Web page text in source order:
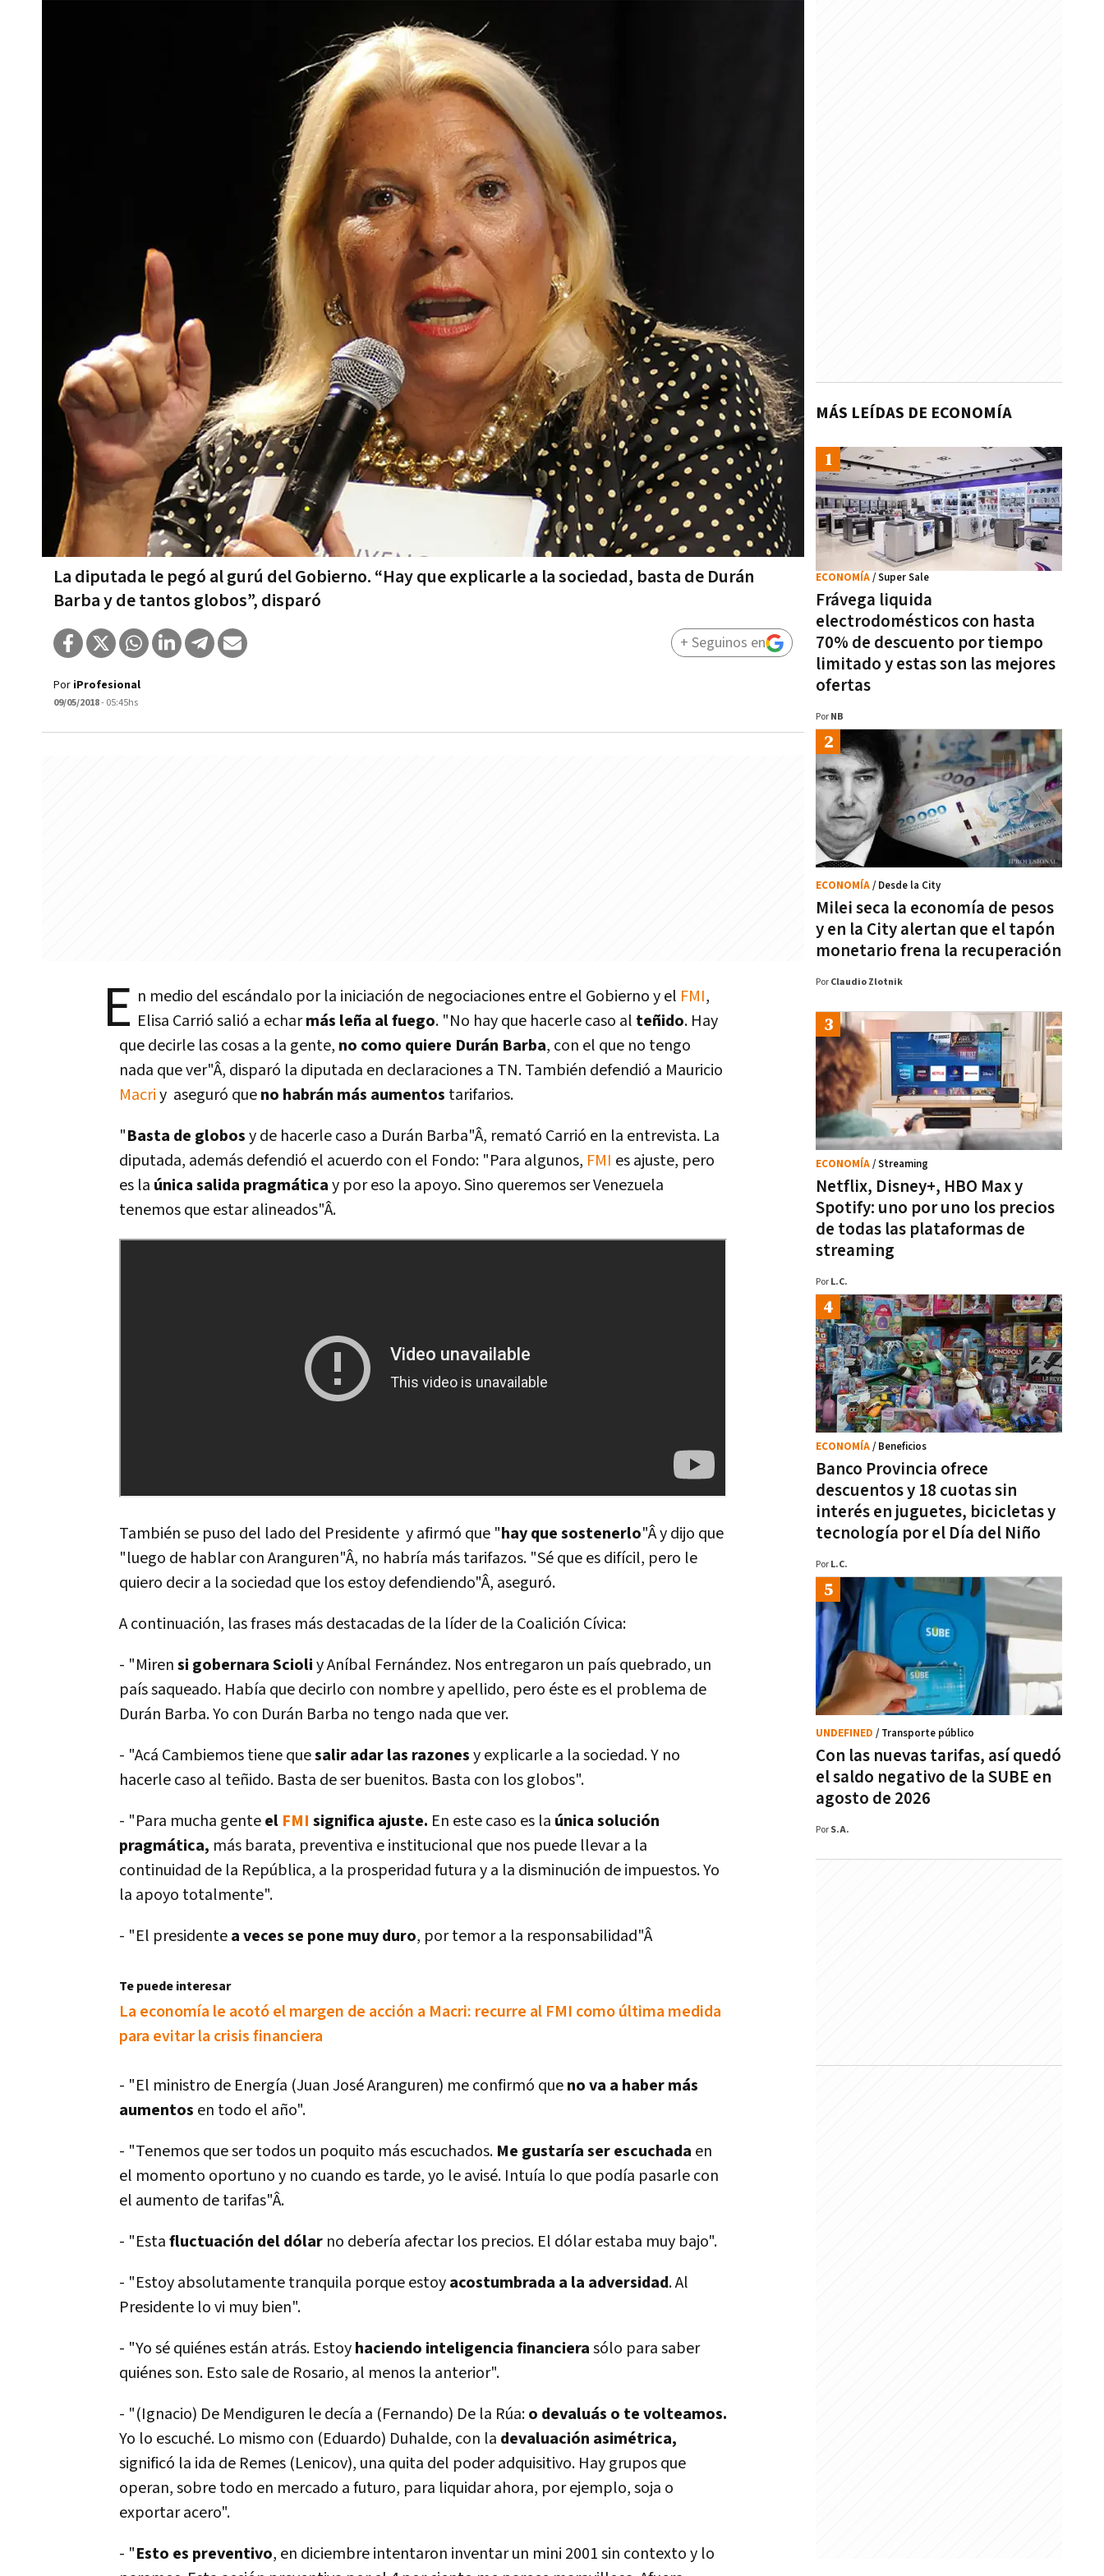
La diputada le pegó al gurú del Gobierno. “Hay que explicarle a la sociedad, basta de Durán
Barba y de tantos globos”, disparó
Por iProfesional
09/05/2018- 05:45hs
+ Seguinos en
E n medio del escándalo por la iniciación de negociaciones entre el Gobierno y el FMI,
Elisa Carrió salió a echarmás leña al fuego. "No hay que hacerle caso al teñido. Hay
que decirle las cosas a la gente, no como quiere Durán Barba, con el que no tengo
nada que ver"Â, disparó la diputada en declaraciones a TN. También defendió a Mauricio
Macriy aseguró queno habrán más aumentos tarifarios.
"Basta de globosy de hacerle caso a Durán Barba"Â, remató Carrió en la entrevista. La
diputada, además defendió el acuerdo con el Fondo: "Para algunos, FMI es ajuste, pero
es la única salida pragmáticay por eso la apoyo. Sino queremos ser Venezuela
tenemos que estar alineados"Â.
También se puso del lado del Presidente y afirmó que "hay que sostenerlo"Â y dijo que
"luego de hablar con Aranguren"Â, no habrí­a más tarifazos. "Sé que es difí­cil, pero le
quiero decir a la sociedad que los estoy defendiendo"Â, aseguró.
A continuación, las frases más destacadas de la lí­der de la Coalición Cí­vica:
- "Mirensi gobernara Scioliy Aní­bal Fernández. Nos entregaron un paí­s quebrado, un
paí­s saqueado. Habí­a que decirlo con nombre y apellido, pero éste es el problema de
Durán Barba. Yo con Durán Barba no tengo nada que ver.
- "Acá Cambiemos tiene quesalir adar las razonesy explicarle a la sociedad. Y no
hacerle caso al teñido. Basta de ser buenitos. Basta con los globos".
- "Para mucha genteel FMI significa ajuste. En este caso es la única solución
pragmática, más barata, preventiva e institucional que nos puede llevar a la
continuidad de la República, a la prosperidad futura y a la disminución de impuestos. Yo
la apoyo totalmente".
- "El presidentea veces se pone muy duro, por temor a la responsabilidad"Â
Te puede interesar
La economí­a le acotó el margen de acción a Macri: recurre al FMI como última medida
para evitar la crisis financiera
- "El ministro de Energí­a (Juan José Aranguren) me confirmó queno va a haber más
aumentos en todo el año".
- "Tenemos que ser todos un poquito más escuchados. Me gustarí­a ser escuchada en
el momento oportuno y no cuando es tarde, yo le avisé. Intuí­a lo que podí­a pasarle con
el aumento de tarifas"Â.
- "Estafluctuación del dólar no deberí­a afectar los precios. El dólar estaba muy bajo".
- "Estoy absolutamente tranquila porque estoyacostumbrada a la adversidad. Al
Presidente lo vi muy bien".
- "Yo sé quiénes están atrás. Estoyhaciendo inteligencia financierasólo para saber
quiénes son. Esto sale de Rosario, al menos la anterior".
- "(Ignacio) De Mendiguren le decí­a a (Fernando) De la Rúa:o devaluás o te volteamos.
Yo lo escuché. Lo mismo con (Eduardo) Duhalde, con la devaluación asimétrica,
significó la ida de Remes (Lenicov), una quita del poder adquisitivo. Hay grupos que
operan, sobre todo en mercado a futuro, para liquidar ahora, por ejemplo, soja o
exportar acero".
- "Esto es preventivo, en diciembre intentaron inventar un mini 2001 sin contexto y lo
MÁS LEÍDAS DE ECONOMÍA
Frávega liquida
electrodomésticos con hasta
70% de descuento por tiempo
limitado y estas son las mejores
ofertas
ECONOMÍA/ Super Sale
Por NB
Milei seca la economía de pesos
y en la City alertan que el tapón
monetario frena la recuperación
ECONOMÍA/ Desde la City
Por Claudio Zlotnik
Netflix, Disney+, HBO Max y
Spotify: uno por uno los precios
de todas las plataformas de
streaming
ECONOMÍA/ Streaming
Por L.C.
Banco Provincia ofrece
descuentos y 18 cuotas sin
interés en juguetes, bicicletas y
tecnología por el Día del Niño
ECONOMÍA/ Beneficios
Por L.C.
Con las nuevas tarifas, así quedó
el saldo negativo de la SUBE en
agosto de 2026
UNDEFINED / Transporte público
Por S.A.